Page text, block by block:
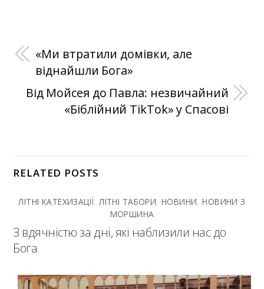
«Ми втратили домівки, але
віднайшли Бога»
Від Мойсея до Павла: незвичайний
«Біблійний TikTok» у Спасові
RELATED POSTS
ЛІТНІ КАТЕХИЗАЦІЇ,ЛІТНІ ТАБОРИ, НОВИНИ,НОВИНИ З
МОРШИНА
З вдячністю за дні, які наблизили нас до
Бога